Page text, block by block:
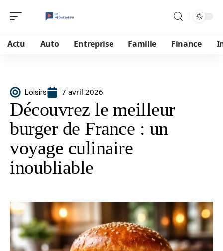
Actu Auto Entreprise Famille Finance
Loisirs 7 avril 2026
Découvrez le meilleur
burger de France : un
voyage culinaire
inoubliable